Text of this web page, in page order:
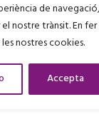
de navegació,
nostre trànsit. En fer
nostres cookies.
Accepta